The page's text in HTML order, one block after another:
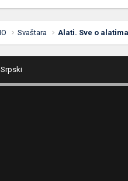
Svaštara Alati. Sve o
Srpski